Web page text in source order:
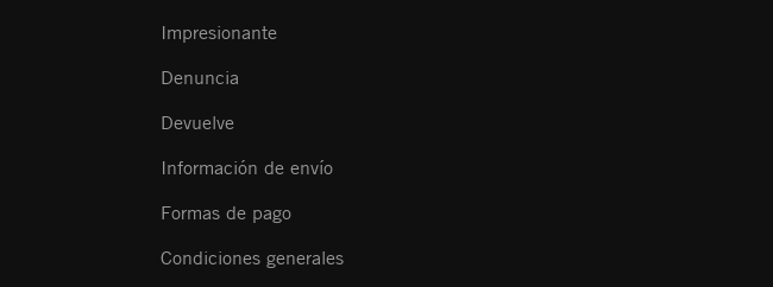
Impresionante
Denuncia
Devuelve
Información de envío
Formas de pago
Condiciones generales